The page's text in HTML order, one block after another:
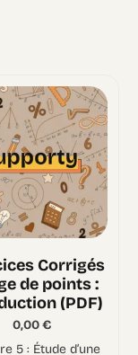
Corrigés
de points :
(PDF)
0,00€
5 : Étude d’une